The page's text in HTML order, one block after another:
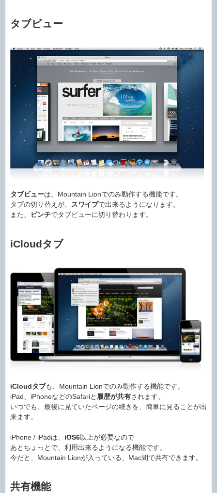
タブビュー
タブビューは、Mountain Lionでのみ動作する機能です。
タブの切り替えが、 スワイプで出来るようになります。
また、
ピンチでタブビューに切り替わります。
iCloudタブ
iCloudタブも、Mountain Lionでのみ動作する機能です。
iPad、iPhoneなどのSafariと 履歴が共有されます。
いつでも、最後に見ていたページの続きを、簡単に見ることが出
来ます。
iPhone / iPadは、 iOS6以上が必要なので
あとちょっとで、利用出来るようになる機能です。
今だと、Mountain Lionが入っている、Mac間で共有できます。
共有機能